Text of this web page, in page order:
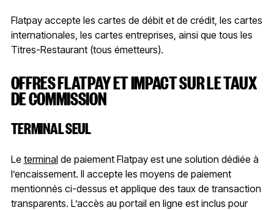
Flatpay accepte les cartes de débit et de crédit, les cartes
internationales, les cartes entreprises, ainsi que tous les
Titres-Restaurant (tous émetteurs).
OFFRES FLATPAY ET IMPACT SUR LE TAUX
DE COMMISSION
TERMINAL SEUL
Le terminal de paiement Flatpay est une solution dédiée à
l’encaissement. Il accepte les moyens de paiement
mentionnés ci-dessus et applique des taux de transaction
transparents. L’accès au portail en ligne est inclus pour